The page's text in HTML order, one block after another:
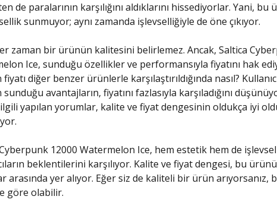
de paralarının karşılığını aldıklarını hissediyorlar. Yani, bu
sunmuyor; aynı zamanda işlevselliğiyle de öne çıkıyor.
zaman bir ürünün kalitesini belirlemez. Ancak, Saltica
Ice, sunduğu özellikler ve performansıyla fiyatını hak
diğer benzer ürünlerle karşılaştırıldığında nasıl?
avantajların, fiyatını fazlasıyla karşıladığını
yapılan yorumlar, kalite ve fiyat dengesinin oldukça iyi
12000 Watermelon Ice, hem estetik hem de
beklentilerini karşılıyor. Kalite ve fiyat dengesi, bu
arasında yer alıyor. Eğer siz de kaliteli bir ürün arıyorsanız,
göre olabilir.